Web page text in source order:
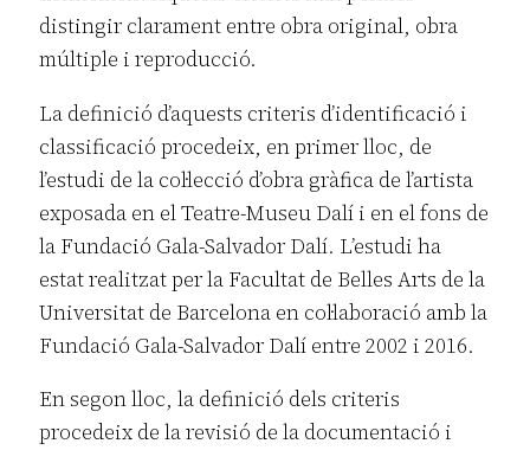
distingir clarament entre obra original, obra
múltiple i reproducció.
La definició d’aquests criteris d’identificació i
classificació procedeix, en primer lloc, de
l’estudi de la col·lecció d’obra gràfica de l’artista
exposada en el Teatre-Museu Dalí i en el fons de
la Fundació Gala-Salvador Dalí. L’estudi ha
estat realitzat per la Facultat de Belles Arts de la
Universitat de Barcelona en col·laboració amb la
Fundació Gala-Salvador Dalí entre 2002 i 2016.
En segon lloc, la definició dels criteris
procedeix de la revisió de la documentació i